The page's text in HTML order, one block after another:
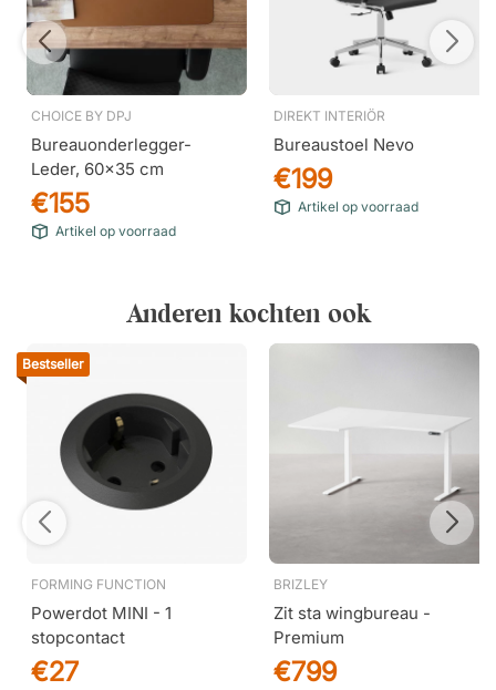
CHOICE BY DPJ
Bureauonderlegger-
Leder, 60x35 cm
€155
Artikel op voorraad
DIREKT INTERIÖR
Bureaustoel Nevo
€199
Artikel op voorraad
Anderen kochten ook
Bestseller
FORMING FUNCTION
Powerdot MINI - 1
stopcontact
€27
BRIZLEY
Zit sta wingbureau -
Premium
€799